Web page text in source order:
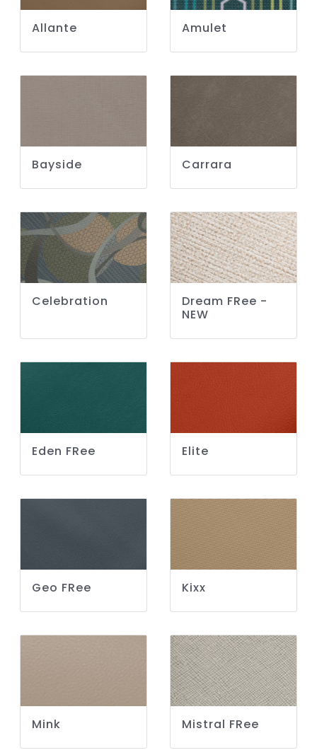
Allante Amulet
Bayside Carrara
Celebration
Dream FRee -
NEW
Eden FRee Elite
Geo FRee Kixx
Mink Mistral FRee